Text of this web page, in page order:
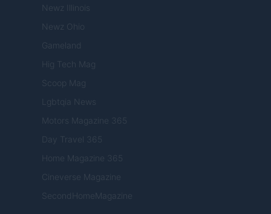
Newz Illinois
Newz Ohio
Gameland
Hig Tech Mag
Scoop Mag
Lgbtqia News
Motors Magazine 365
Day Travel 365
Home Magazine 365
Cineverse Magazine
SecondHomeMagazine